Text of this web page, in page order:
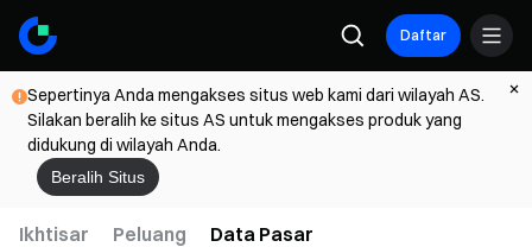
Daftar
Sepertinya Anda mengakses situs web kami dari wilayah AS.
Silakan beralih ke situs AS untuk mengakses produk yang
didukung di wilayah Anda.
Beralih Situs
Ikhtisar Peluang Data Pasar